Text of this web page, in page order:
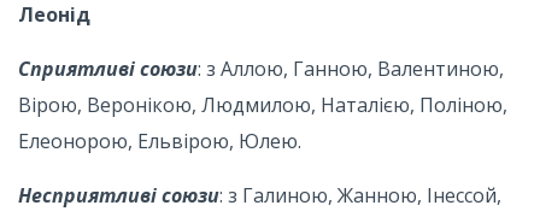
Леонід
Сприятливі союзи: з Аллою, Ганною, Валентиною,
Вірою, Веронікою, Людмилою, Наталією, Поліною,
Елеонорою, Ельвірою, Юлею.
Несприятливі союзи: з Галиною, Жанною, Інессой,